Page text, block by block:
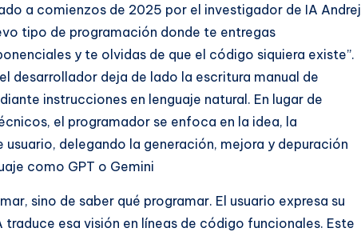
a comienzos de 2025 por el investigador de IA Andrej
tipo de programación donde te entregas
y te olvidas de que el código siquiera existe”.
desarrollador deja de lado la escritura manual de
instrucciones en lenguaje natural. En lugar de
el programador se enfoca en la idea, la
delegando la generación, mejora y depuración
como GPT o Gemini
sino de saber qué programar. El usuario expresa su
esa visión en líneas de código funcionales. Este